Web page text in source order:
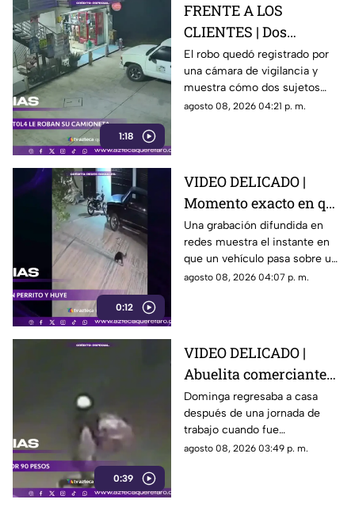
1:18
FRENTE A LOS
CLIENTES | Dos
hombres enc4ñonan a
conductor y se llevan
su camioneta
El robo quedó registrado por
una cámara de vigilancia y
muestra cómo dos sujetos
obligaron a un conductor y a
agosto 08, 2026 04:21 p. m.
0:12
VIDEO DELICADO |
Momento exacto en que
camioneta atropella a
un perro y conductor
escapa
Una grabación difundida en
redes muestra el instante en
que un vehículo pasa sobre un
perro y continúa su camino sin
agosto 08, 2026 04:07 p. m.
0:39
VIDEO DELICADO |
Abuelita comerciante
es as3sin4da en Puebla
por 90 pesos
Dominga regresaba a casa
después de una jornada de
trabajo cuando fue
interceptada por un hombre
agosto 08, 2026 03:49 p. m.